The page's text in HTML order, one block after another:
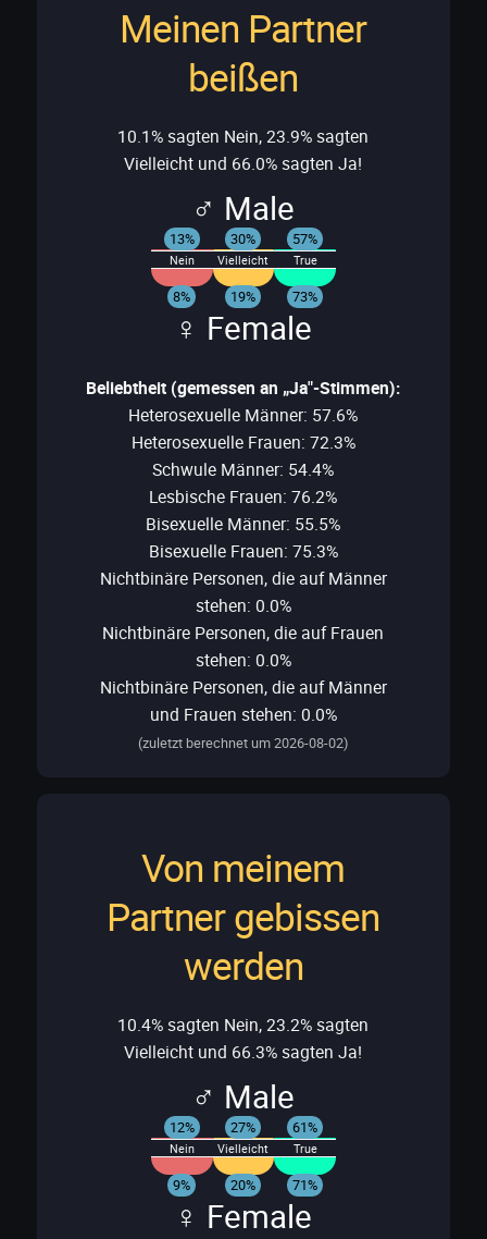
Meinen Partner
beißen
10.1% sagten Nein, 23.9% sagten
Vielleicht und 66.0% sagten Ja!
♂ Male
Nein
13%
Vielleicht
30%
True
57%
8% 19% 73%
♀ Female
Beliebtheit (gemessen an „Ja"-Stimmen):
Heterosexuelle Männer: 57.6%
Heterosexuelle Frauen: 72.3%
Schwule Männer: 54.4%
Lesbische Frauen: 76.2%
Bisexuelle Männer: 55.5%
Bisexuelle Frauen: 75.3%
Nichtbinäre Personen, die auf Männer
stehen: 0.0%
Nichtbinäre Personen, die auf Frauen
stehen: 0.0%
Nichtbinäre Personen, die auf Männer
und Frauen stehen: 0.0%
(zuletzt berechnet um 2026-08-02)
Von meinem
Partner gebissen
werden
10.4% sagten Nein, 23.2% sagten
Vielleicht und 66.3% sagten Ja!
♂ Male
Nein
12%
Vielleicht
27%
True
61%
9% 20% 71%
♀ Female